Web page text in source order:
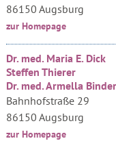
86150 Augsburg
zur Homepage
Dr. med. Maria E. Dick
Steffen Thierer
Dr. med. Armella Binder
Bahnhofstraße 29
86150 Augsburg
zur Homepage